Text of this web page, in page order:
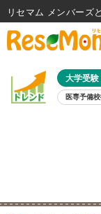
大学受
医専予備
リセマム メンバーズ